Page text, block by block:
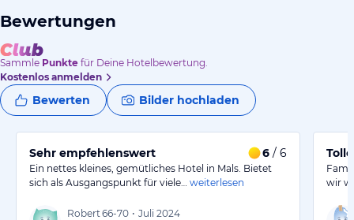
Bewertungen
Sammle Punkte für Deine Hotelbewertung.
Kostenlos anmelden
Bewerten Bilder hochladen
Sehr empfehlenswert 6 / 6
Ein nettes kleines, gemütliches Hotel in Mals. Bietet
sich als Ausgangspunkt für viele…
weiterlesen
Robert 66-70 • Juli 2024
wir